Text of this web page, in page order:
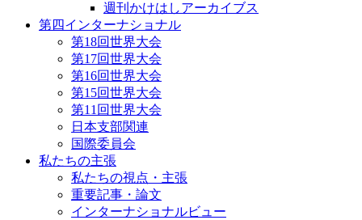
週刊かけはしアーカイブス
第四インターナショナル
第18回世界大会
第17回世界大会
第16回世界大会
第15回世界大会
第11回世界大会
日本支部関連
国際委員会
私たちの主張
私たちの視点・主張
重要記事・論文
インターナショナルビュー